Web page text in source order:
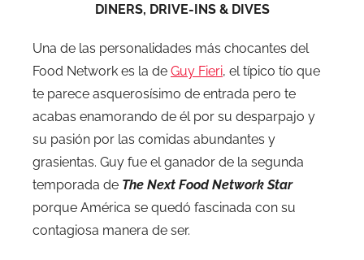
DINERS, DRIVE-INS & DIVES
Una de las personalidades más chocantes del
Food Network es la de Guy Fieri, el típico tío que
te parece asquerosísimo de entrada pero te
acabas enamorando de él por su desparpajo y
su pasión por las comidas abundantes y
grasientas. Guy fue el ganador de la segunda
temporada de The Next Food Network Star
porque América se quedó fascinada con su
contagiosa manera de ser.